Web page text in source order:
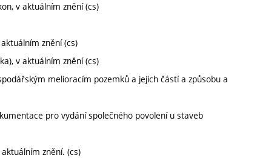
v aktuálním znění (cs)
znění (cs)
v aktuálním znění (cs)
melioracím pozemků a jejich částí a způsobu a
pro vydání společného povolení u staveb
znění. (cs)